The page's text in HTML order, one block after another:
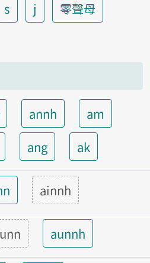
s j
零聲母
annh
am
ang ak
ainnh
aunnh